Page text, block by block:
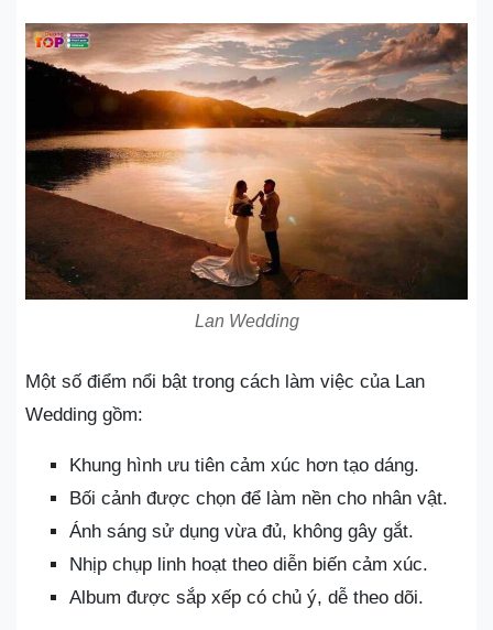
Lan Wedding
Một số điểm nổi bật trong cách làm việc của Lan
Wedding gồm:
Khung hình ưu tiên cảm xúc hơn tạo dáng.
Bối cảnh được chọn để làm nền cho nhân vật.
Ánh sáng sử dụng vừa đủ, không gây gắt.
Nhịp chụp linh hoạt theo diễn biến cảm xúc.
Album được sắp xếp có chủ ý, dễ theo dõi.